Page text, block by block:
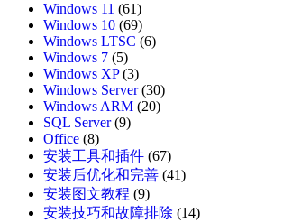
Windows 11 (61)
Windows 10 (69)
Windows LTSC (6)
Windows 7 (5)
Windows XP(3)
Windows Server(30)
Windows ARM (20)
SQL Server(9)
Office (8)
安装工具和插件 (67)
安装后优化和完善 (41)
安装图文教程 (9)
安装技巧和故障排除 (14)